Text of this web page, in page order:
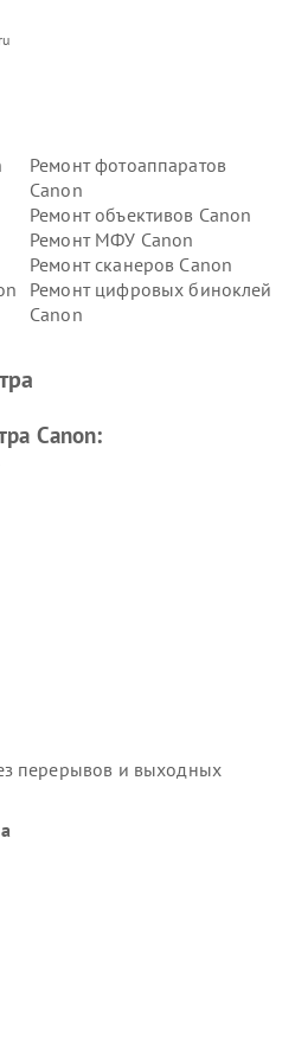
Ремонт фотоаппаратов
Canon
Ремонт объективов Canon
Ремонт МФУ Canon
Ремонт сканеров Canon
Ремонт цифровых биноклей
Canon
Canon:
перерывов и выходных